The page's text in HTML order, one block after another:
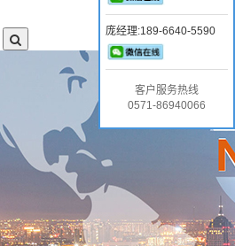
庞经理:189-6640-5590
客户服务热线
0571-86940066